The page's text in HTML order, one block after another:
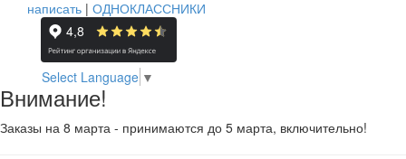
написать | ОДНОКЛАССНИКИ
Select Language ▼
Внимание!
Заказы на 8 марта - принимаются до 5 марта, включительно!